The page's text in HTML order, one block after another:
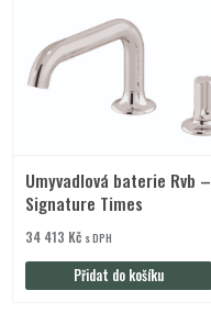
Umyvadlová baterie Rvb –
Signature Times
34 413 Kč s DPH
Přidat do košíku